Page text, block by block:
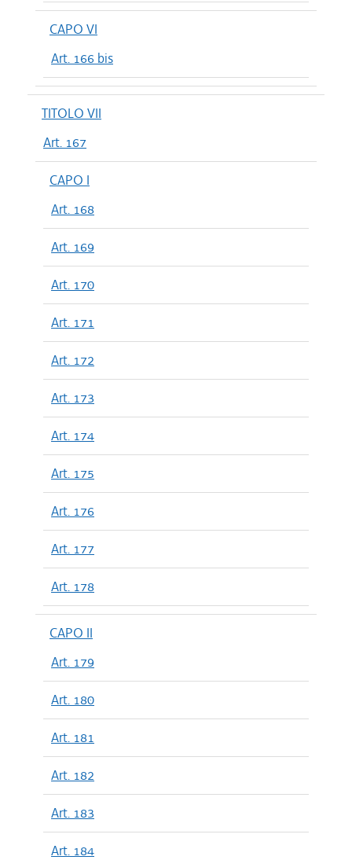
CAPO VI
Art. 166 bis
TITOLO VII
Art. 167
CAPO I
Art. 168
Art. 169
Art. 170
Art. 171
Art. 172
Art. 173
Art. 174
Art. 175
Art. 176
Art. 177
Art. 178
CAPO II
Art. 179
Art. 180
Art. 181
Art. 182
Art. 183
Art. 184